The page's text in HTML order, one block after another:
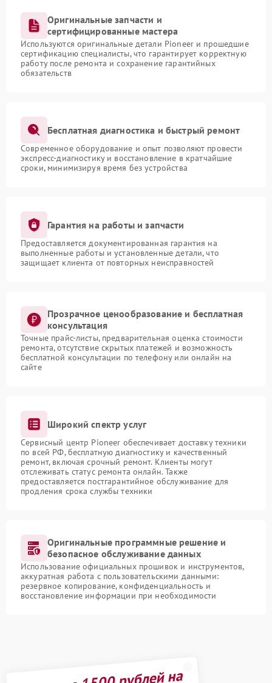
Оригинальные запчасти и
сертифицированные мастера
Используются оригинальные детали Pioneer и прошедшие
сертификацию специалисты, что гарантирует корректную
работу после ремонта и сохранение гарантийных
обязательств
Бесплатная диагностика и быстрый ремонт
Современное оборудование и опыт позволяют провести
экспресс-диагностику и восстановление в кратчайшие
сроки, минимизируя время без устройства
Гарантия на работы и запчасти
Предоставляется документированная гарантия на
выполненные работы и установленные детали, что
защищает клиента от повторных неисправностей
Прозрачное ценообразование и бесплатная
консультация
Точные прайс-листы, предварительная оценка стоимости
ремонта, отсутствие скрытых платежей и возможность
бесплатной консультации по телефону или онлайн на
сайте
Широкий спектр услуг
Сервисный центр Pioneer обеспечивает доставку техники
по всей РФ, бесплатную диагностику и качественный
ремонт, включая срочный ремонт. Клиенты могут
отслеживать статус ремонта онлайн. Также
предоставляется постгарантийное обслуживание для
продления срока службы техники
Оригинальные программные решение и
безопасное обслуживание данных
Использование официальных прошивок и инструментов,
аккуратная работа с пользовательскими данными:
резервное копирование, конфиденциальность и
восстановление информации при необходимости